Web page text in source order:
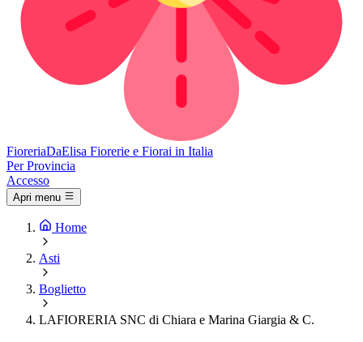
FioreriaDaElisa Fiorerie e Fiorai in Italia
Per Provincia
Accesso
Apri menu
Home
Asti
Boglietto
LAFIORERIA SNC di Chiara e Marina Giargia & C.